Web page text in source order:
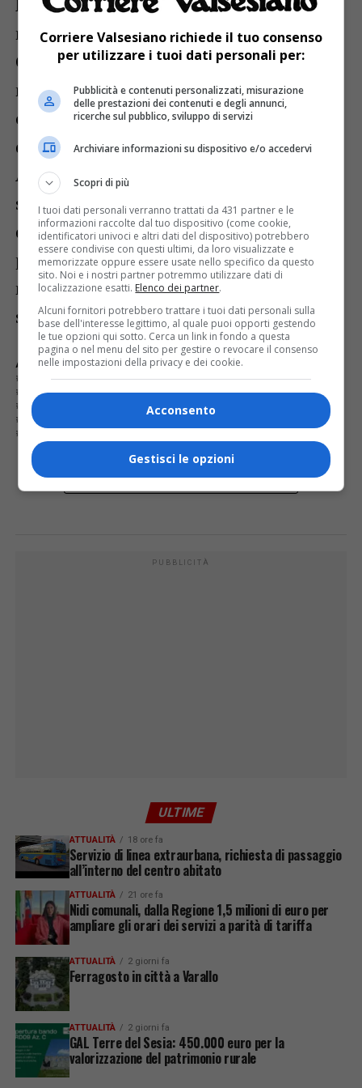
Penna di Camasco e di una Bordiga quindi
nel sangue certo scorre una vena artistica:
Giuliana ha sempre dipinto, ma non ha
mai fatto mostre, soprattutto perché le sue
opere venivano offerte per beneficenza,
durante le manifestazioni del paese: Pro
Asilo e Pro Parrocchia e adesso quindi
sono difficilmente rintracciabili. Cifra di
questa artista sono gli alberi, sempre
presenti, che Giuliana considera quasi dei
numi protettori: “Con le loro radici danno
sicurezza, pace, tranquillità”.
ARGOMENTI CORRELATI:
“SCORCI DI CAMASCO”
BIBLIOTECA
DOCENTE DI SCRITTURA NARRATIVA
FARINONE CENTA
GIANFRANCO CAIMI
GIULIANA GUGLIELMINA RATTI
HEIKO H. CAIMI
POETA
E TU COSA NE PENSI?
PUBBLICITÀ
ULTIME
ATTUALITÀ 18 ore fa
Servizio di linea extraurbana, richiesta di passaggio
all’interno del centro abitato
ATTUALITÀ 21 ore fa
Nidi comunali, dalla Regione 1,5 milioni di euro per
ampliare gli orari dei servizi a parità di tariffa
ATTUALITÀ 2 giorni fa
Ferragosto in città a Varallo
ATTUALITÀ 2 giorni fa
GAL Terre del Sesia: 450.000 euro per la
valorizzazione del patrimonio rurale
Corriere Valsesiano richiede il tuo consenso
per utilizzare i tuoi dati personali per:
Pubblicità e contenuti personalizzati, misurazione
delle prestazioni dei contenuti e degli annunci,
ricerche sul pubblico, sviluppo di servizi
Archiviare informazioni su dispositivo e/o accedervi
Scopri di più
I tuoi dati personali verranno trattati da 431 partner e le
informazioni raccolte dal tuo dispositivo (come cookie,
identificatori univoci e altri dati del dispositivo) potrebbero
essere condivise con questi ultimi, da loro visualizzate e
memorizzate oppure essere usate nello specifico da questo
sito. Noi e i nostri partner potremmo utilizzare dati di
localizzazione esatti. Elenco dei partner.
Alcuni fornitori potrebbero trattare i tuoi dati personali sulla
base dell'interesse legittimo, al quale puoi opporti gestendo
le tue opzioni qui sotto. Cerca un link in fondo a questa
pagina o nel menu del sito per gestire o revocare il consenso
nelle impostazioni della privacy e dei cookie.
Acconsento
Gestisci le opzioni